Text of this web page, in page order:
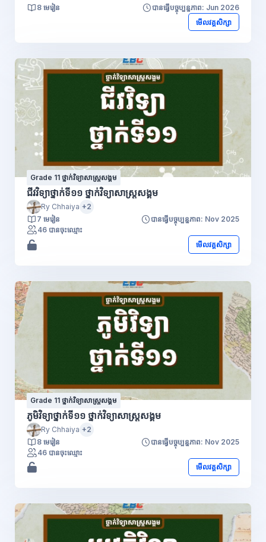
8 មេរៀន
បានធ្វើបច្ចុប្បន្នភាព: Jun 2026
មើលវគ្គសិក្សា
Grade 11 ថ្នាក់វិទ្យាសាស្រ្តសង្គម
ជីវវិទ្យាថ្នាក់ទី១១ ថ្នាក់វិទ្យាសាស្រ្តសង្គម
Ry Chhaiya +2
7 មេរៀន
បានធ្វើបច្ចុប្បន្នភាព: Nov 2025
46 បានចុះឈ្មោះ
មើលវគ្គសិក្សា
Grade 11 ថ្នាក់វិទ្យាសាស្រ្តសង្គម
ភូមិវិទ្យាថ្នាក់ទី១១ ថ្នាក់វិទ្យាសាស្រ្តសង្គម
Ry Chhaiya +2
8 មេរៀន
បានធ្វើបច្ចុប្បន្នភាព: Nov 2025
46 បានចុះឈ្មោះ
មើលវគ្គសិក្សា